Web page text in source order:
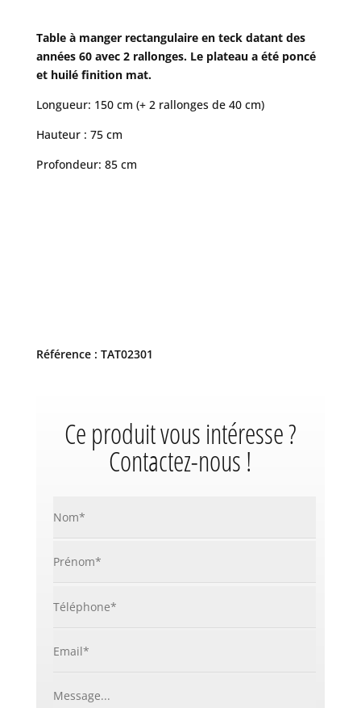
Table à manger rectangulaire en teck datant des
années 60 avec 2 rallonges. Le plateau a été poncé
et huilé finition mat.
Longueur: 150 cm (+ 2 rallonges de 40 cm)
Hauteur : 75 cm
Profondeur: 85 cm
Référence : TAT02301
Ce produit vous intéresse ?
Contactez-nous !